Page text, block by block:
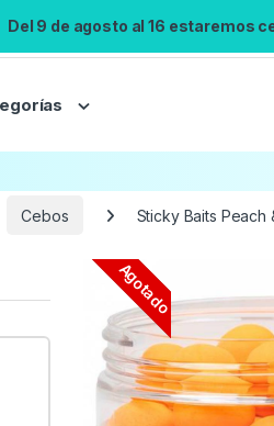
Del 9 de agosto al 16 estaremos
No
Cebos Sticky Baits Peach
Agotado